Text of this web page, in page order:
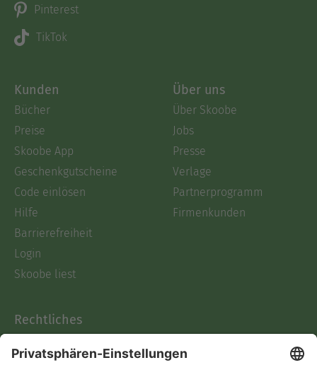
Pinterest
TikTok
Kunden
Bücher
Preise
Skoobe App
Geschenkgutscheine
Code einlösen
Hilfe
Barrierefreiheit
Login
Skoobe liest
Über uns
Über Skoobe
Jobs
Presse
Verlage
Partnerprogramm
Firmenkunden
Rechtliches
AGB